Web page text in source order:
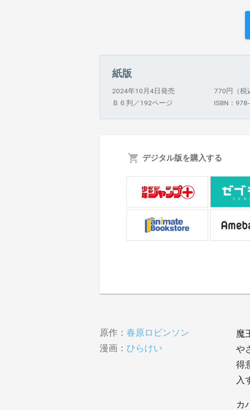
紙版
2024年10月4日発売
770円（税
Ｂ６判／192ページ
ISBN：
デジタル版を購入する
原作： 春原ロビンソン
漫画： ひらけい
魔
や
得
入
カ